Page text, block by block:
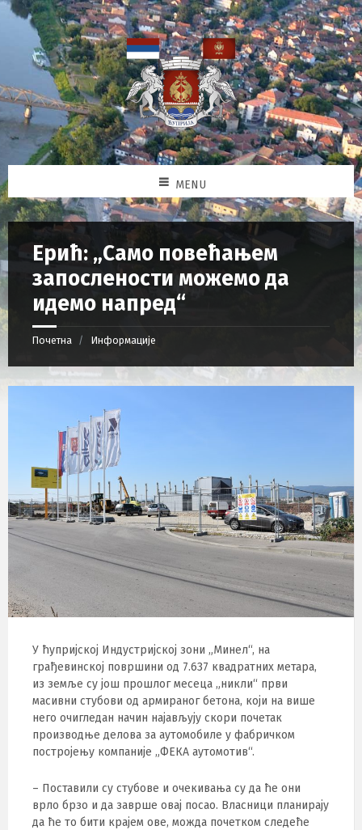
MENU
Ерић: „Само повећањем
запослености можемо да
идемо напред“
Почетна Информације
У ћупријској Индустријској зони „Минел“, на
грађевинској површини од 7.637 квадратних метара,
из земље су још прошлог месеца „никли“ први
масивни стубови од армираног бетона, који на више
него очигледан начин најављују скори почетак
производње делова за аутомобиле у фабричком
постројењу компаније „ФЕКА аутомотив“.
– Поставили су стубове и очекивања су да ће они
врло брзо и да заврше овај посао. Власници планирају
да ће то бити крајем ове, можда почетком следеће